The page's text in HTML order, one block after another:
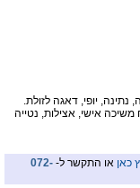
יופי, דאגה לזולת.
משיכה אישי, אצילות, נטייה
כאן או התקשר ל- 072-